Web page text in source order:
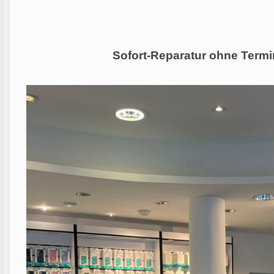
Sofort-Reparatur ohne